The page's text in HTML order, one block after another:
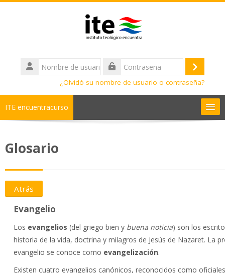
Nombre
de
Acceder
¿Olvidó su nombre de usuario o contraseña?
ITE encuentracurso
Diplomados
Bachilleratos
Blog
Glosario
Atrás
Evangelio
Los evangelios (del griego bien y buena noticia) son los
historia de la vida, doctrina y milagros de Jesús de Nazaret. La
evangelio se conoce como evangelización.
Existen cuatro evangelios canónicos, reconocidos como